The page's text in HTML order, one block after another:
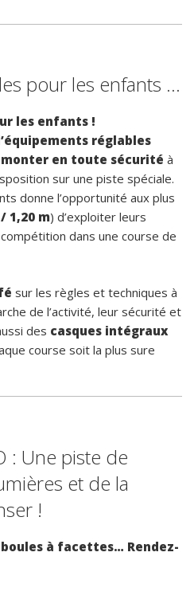
pour les enfants …
les enfants !
réglables
monter en toute sécurité à
sur une piste spéciale.
donne l’opportunité aux plus
1,20 m) d’exploiter leurs
dans une course de
sur les règles et techniques à
de l’activité, leur sécurité et
des casques intégraux
course soit la plus sure
: Une piste de
et de la
!
à facettes… Rendez-